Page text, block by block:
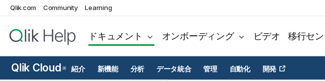
Qlik.com Community Learning
ドキュメント オンボーディング ビデオ 移行セ
Qlik Cloud ® 紹介 新機能 分析 データ統合 管理 自動化 開発
Qlik MCP サーバー
他の ユーザーとのコラボレーション
ノートを使用した情報の取得と共有
スペースで作業する